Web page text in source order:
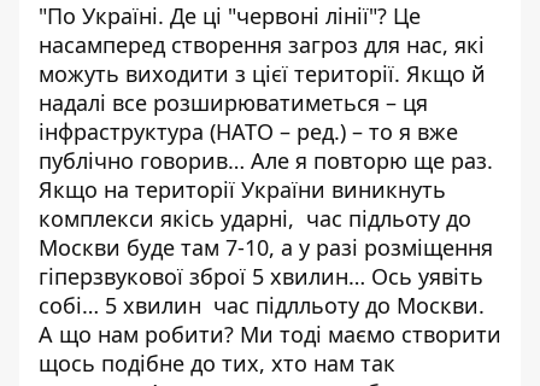
"По Україні. Де ці "червоні лінії"? Це
насамперед створення загроз для нас, які
можуть виходити з цієї території. Якщо й
надалі все розширюватиметься – ця
інфраструктура (НАТО – ред.) – то я вже
публічно говорив… Але я повторю ще раз.
Якщо на території України виникнуть
комплекси якісь ударні, час підльоту до
Москви буде там 7-10, а у разі розміщення
гіперзвукової зброї 5 хвилин… Ось уявіть
собі… 5 хвилин час підлльоту до Москви.
А що нам робити? Ми тоді маємо створити
щось подібне до тих, хто нам так